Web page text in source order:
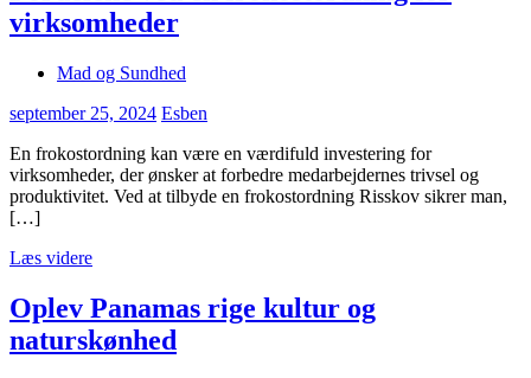
virksomheder
Mad og Sundhed
september 25, 2024 Esben
En frokostordning kan være en værdifuld investering for
virksomheder, der ønsker at forbedre medarbejdernes trivsel og
produktivitet. Ved at tilbyde en frokostordning Risskov sikrer man,
[…]
Læs videre
Oplev Panamas rige kultur og
naturskønhed